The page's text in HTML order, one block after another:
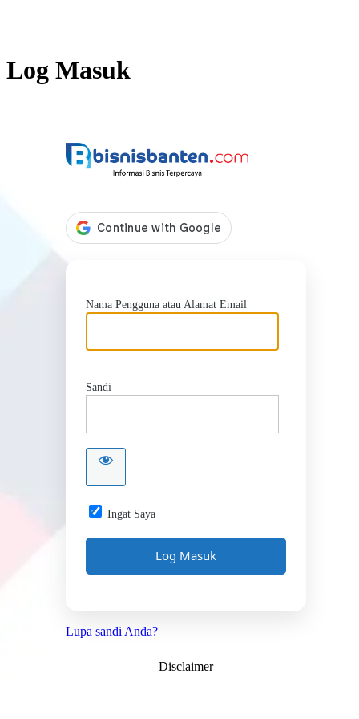
Log Masuk
Nama Pengguna atau Alamat Email
Sandi
Ingat Saya
Lupa sandi Anda?
Disclaimer